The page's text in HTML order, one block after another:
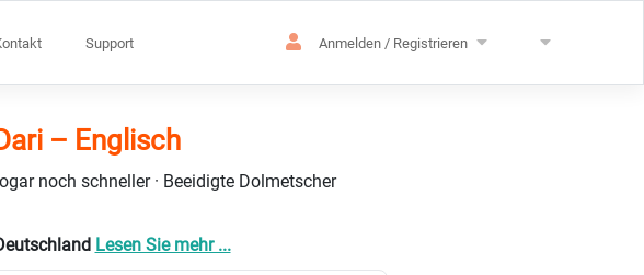
Support Anmelden / Registrieren
– Englisch
noch schneller · Beeidigte Dolmetscher
Lesen Sie mehr ...